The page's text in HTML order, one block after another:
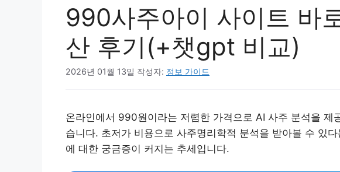
990사주아이 사이트 바
산 후기(+챗gpt 비교)
2026년 01월 13일 작성자: 정보 가이드
온라인에서 990원이라는 저렴한 가격으로 AI 사주 분석을 제
습니다. 초저가 비용으로 사주명리학적 분석을 받아볼 수 있
에 대한 궁금증이 커지는 추세입니다.